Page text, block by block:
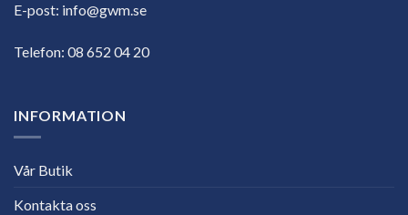
E-post: info@gwm.se
Telefon: 08 652 04 20
INFORMATION
Vår Butik
Kontakta oss